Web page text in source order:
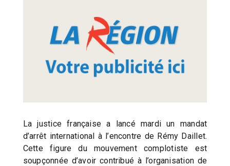
La justice française a lancé mardi un mandat
d’arrêt international à l’encontre de Rémy Daillet.
Cette figure du mouvement complotiste est
soupçonnée d’avoir contribué à l’organisation de